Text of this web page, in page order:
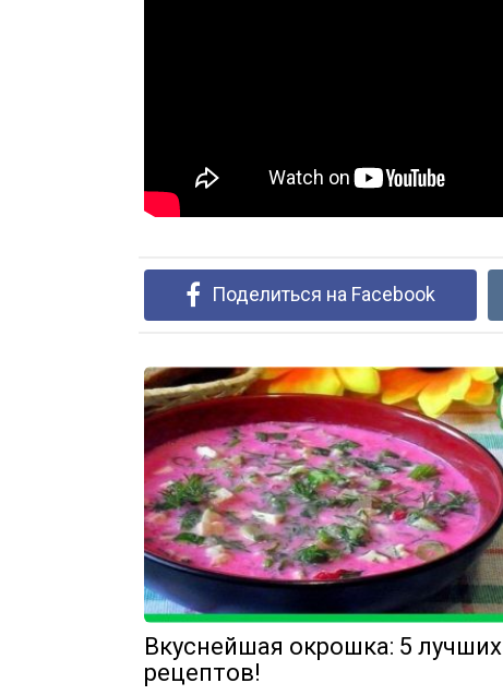
Поделиться на Facebook
Вкуснейшая окрошка: 5 лучших
рецептов!